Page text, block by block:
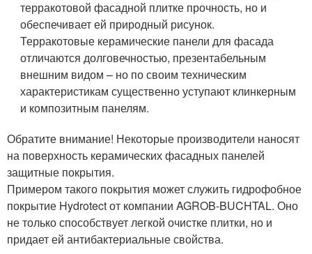
терракотовой фасадной плитке прочность, но и
обеспечивает ей природный рисунок.
Терракотовые керамические панели для фасада
отличаются долговечностью, презентабельным
внешним видом – но по своим техническим
характеристикам существенно уступают клинкерным
и композитным панелям.
Обратите внимание! Некоторые производители наносят
на поверхность керамических фасадных панелей
защитные покрытия.
Примером такого покрытия может служить гидрофобное
покрытие Hydrotect от компании AGROB-BUCHTAL. Оно
не только способствует легкой очистке плитки, но и
придает ей антибактериальные свойства.